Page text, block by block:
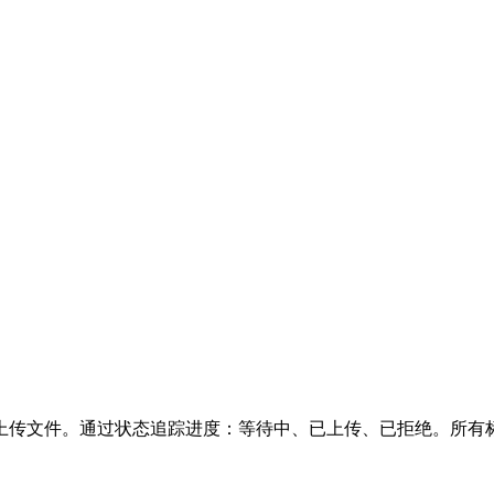
文件。通过状态追踪进度：等待中、已上传、已拒绝。所有